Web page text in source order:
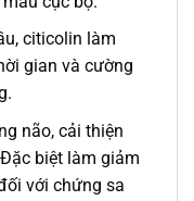
citicolin làm
gian và cường
não, cải thiện
biệt làm giảm
với chứng sa